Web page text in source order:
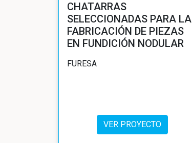
CHATARRAS
SELECCIONADAS PARA LA
FABRICACIÓN DE PIEZAS
EN FUNDICIÓN NODULAR
FURESA
VER PROYECTO